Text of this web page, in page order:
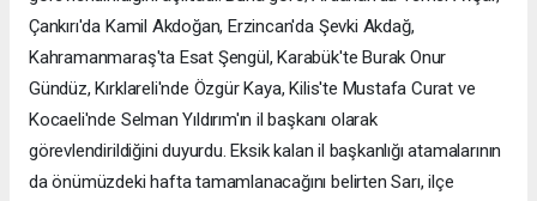
Çankırı'da Kamil Akdoğan, Erzincan'da Şevki Akdağ,
Kahramanmaraş'ta Esat Şengül, Karabük'te Burak Onur
Gündüz, Kırklareli'nde Özgür Kaya, Kilis'te Mustafa Curat ve
Kocaeli'nde Selman Yıldırım'ın il başkanı olarak
görevlendirildiğini duyurdu. Eksik kalan il başkanlığı atamalarının
da önümüzdeki hafta tamamlanacağını belirten Sarı, ilçe